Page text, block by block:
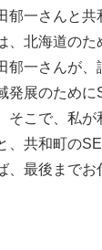
郁一さんと共
、北海道のた
郁一さんが、
発展のために
そこで、私
、共和町の
、最後までお